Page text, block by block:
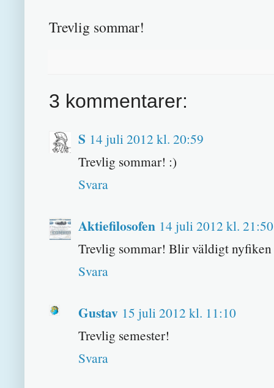
Trevlig sommar!
3 kommentarer:
S 14 juli 2012 kl. 20:59
Trevlig sommar! :)
Svara
Aktiefilosofen 14 juli 2012 kl. 21:50
Trevlig sommar! Blir väldigt nyfiken
Svara
Gustav 15 juli 2012 kl. 11:10
Trevlig semester!
Svara